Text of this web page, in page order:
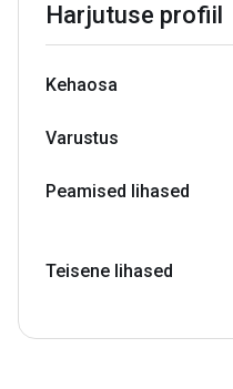
Harjutuse profiil
Kehaosa
Varustus
Peamised lihased
Teisene lihased